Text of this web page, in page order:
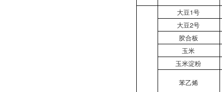
大豆1号
大豆2号
胶合板
玉米
玉米淀粉
苯乙烯